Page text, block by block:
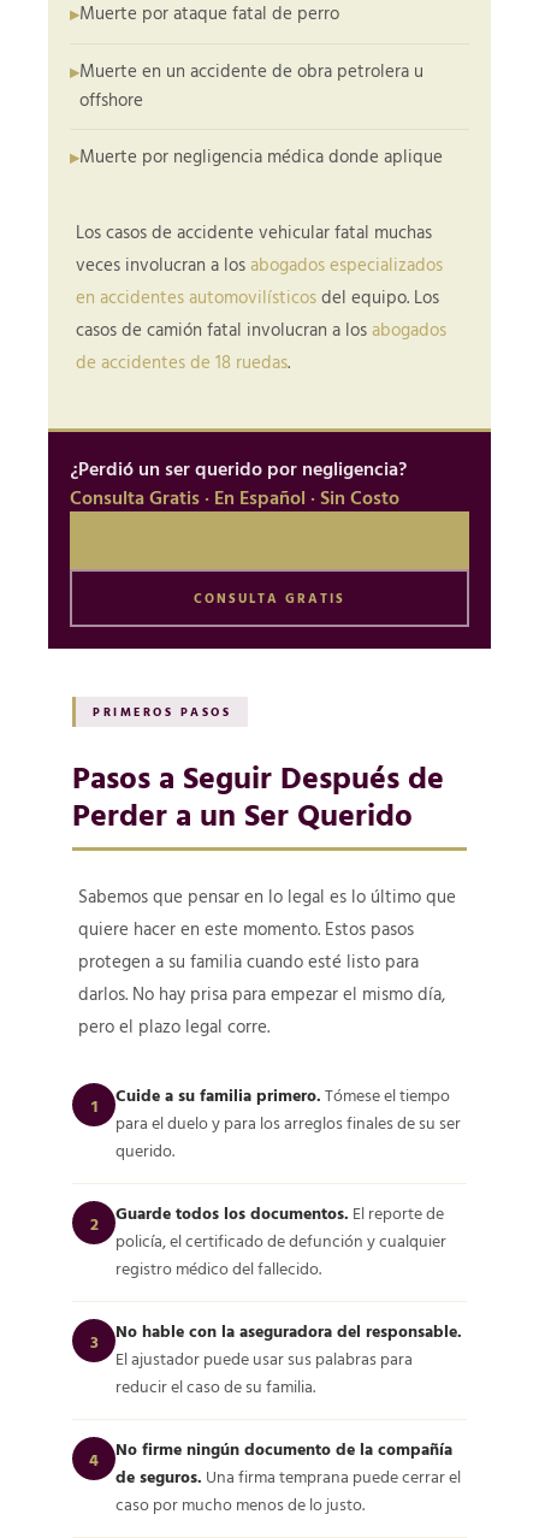
Muerte por ataque fatal de perro
Muerte en un accidente de obra petrolera u
offshore
Muerte por negligencia médica donde aplique
Los casos de accidente vehicular fatal muchas
veces involucran a losabogados especializados
en accidentes automovilísticosdel equipo. Los
casos de camión fatal involucran a losabogados
de accidentes de 18 ruedas.
¿Perdió un ser querido por negligencia?
Consulta Gratis · En Español · Sin Costo
CONSULTA GRATIS
PRIMEROS PASOS
Pasos a Seguir Después de
Perder a un Ser Querido
Sabemos que pensar en lo legal es lo último que
quiere hacer en este momento. Estos pasos
protegen a su familia cuando esté listo para
darlos. No hay prisa para empezar el mismo día,
pero el plazo legal corre.
1 Cuide a su familia primero. Tómese el tiempo
para el duelo y para los arreglos finales de su ser
querido.
2 Guarde todos los documentos. El reporte de
policía, el certificado de defunción y cualquier
registro médico del fallecido.
3
No hable con la aseguradora del responsable.
El ajustador puede usar sus palabras para
reducir el caso de su familia.
4
No firme ningún documento de la compañía
de seguros. Una firma temprana puede cerrar el
caso por mucho menos de lo justo.